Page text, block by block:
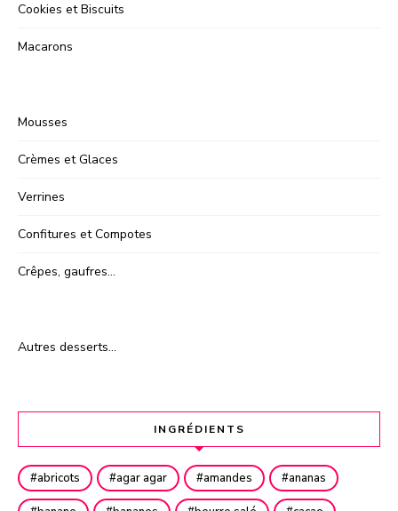
Cookies et Biscuits
Macarons
Mousses
Crèmes et Glaces
Verrines
Confitures et Compotes
Crêpes, gaufres…
Autres desserts…
INGRÉDIENTS
abricots agar agar amandes ananas